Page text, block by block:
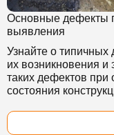
Основные дефекты
выявления
Узнайте о типичных
их возникновения
таких дефектов при
состояния